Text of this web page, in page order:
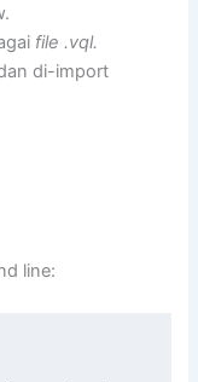
file .vql.
di-import
line: